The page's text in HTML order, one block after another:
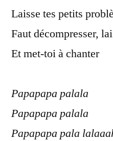
Laisse tes petits
Faut décompresser,
Et met-toi à chanter
Papapapa palala
Papapapa palala
Papapapa pala